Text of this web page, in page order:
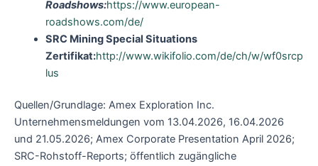
Roadshows:https://www.european-
roadshows.com/de/
SRC Mining Special Situations
Zertifikat:http://www.wikifolio.com/de/ch/w/wf0srcp
lus
Quellen/Grundlage: Amex Exploration Inc.
Unternehmensmeldungen vom 13.04.2026, 16.04.2026
und 21.05.2026; Amex Corporate Presentation April 2026;
SRC-Rohstoff-Reports; öffentlich zugängliche